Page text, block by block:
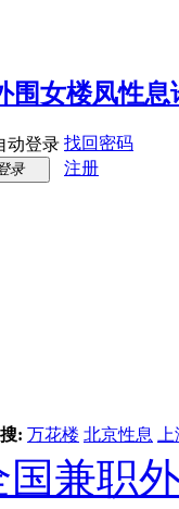
动登录 找回密码
录
注册
: 万花楼 北京性息
兼职